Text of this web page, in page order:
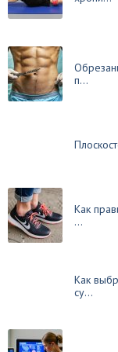
п...
Как
...
Как
су...